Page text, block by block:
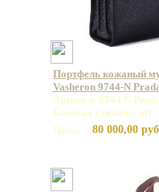
Портфель кожаный
Vasheron 9744-N
Артикул: 9744 N
Базовая единица: шт
Цена:
80 000,00